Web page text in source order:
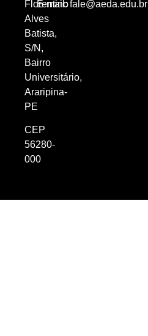
Florentino
Alves
Batista,
S/N,
Bairro
Universitário,
Araripina-
PE
CEP
56280-
000
E-mail:fale@aeda.edu.br